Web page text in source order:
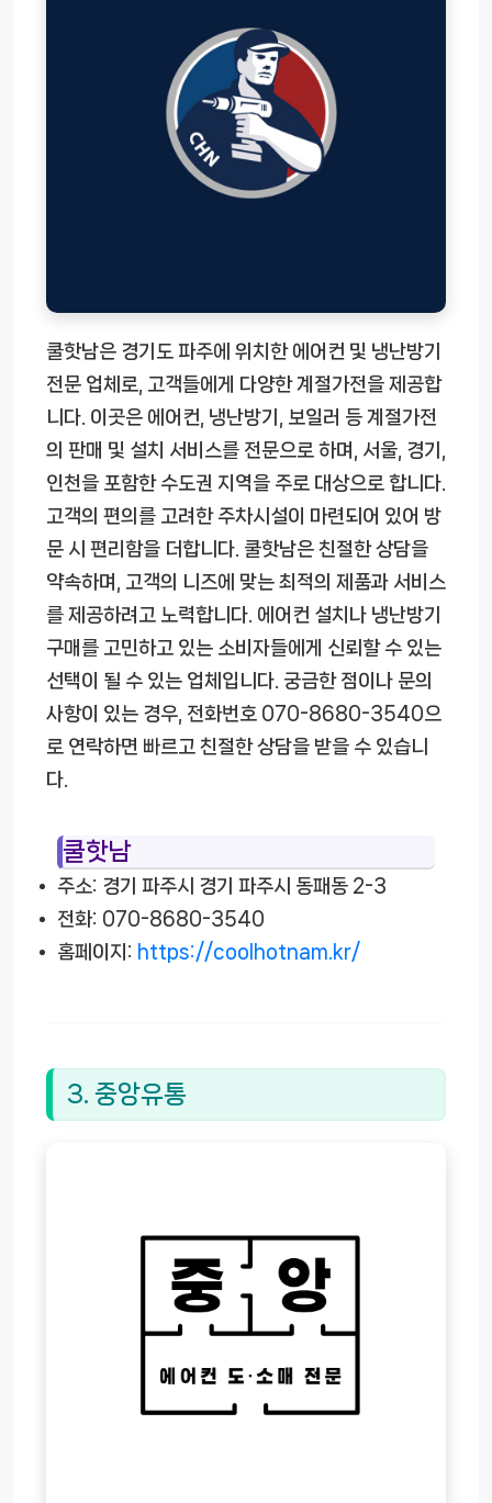
쿨핫남은 경기도 파주에 위치한 에어컨 및 냉난방기
전문 업체로, 고객들에게 다양한 계절가전을 제공합
니다. 이곳은 에어컨, 냉난방기, 보일러 등 계절가전
의 판매 및 설치 서비스를 전문으로 하며, 서울, 경기,
인천을 포함한 수도권 지역을 주로 대상으로 합니다.
고객의 편의를 고려한 주차시설이 마련되어 있어 방
문 시 편리함을 더합니다. 쿨핫남은 친절한 상담을
약속하며, 고객의 니즈에 맞는 최적의 제품과 서비스
를 제공하려고 노력합니다. 에어컨 설치나 냉난방기
구매를 고민하고 있는 소비자들에게 신뢰할 수 있는
선택이 될 수 있는 업체입니다. 궁금한 점이나 문의
사항이 있는 경우, 전화번호 070-8680-3540으
로 연락하면 빠르고 친절한 상담을 받을 수 있습니
다.
쿨핫남
주소: 경기 파주시 경기 파주시 동패동 2-3
전화: 070-8680-3540
홈페이지: https://coolhotnam.kr/
3. 중앙유통